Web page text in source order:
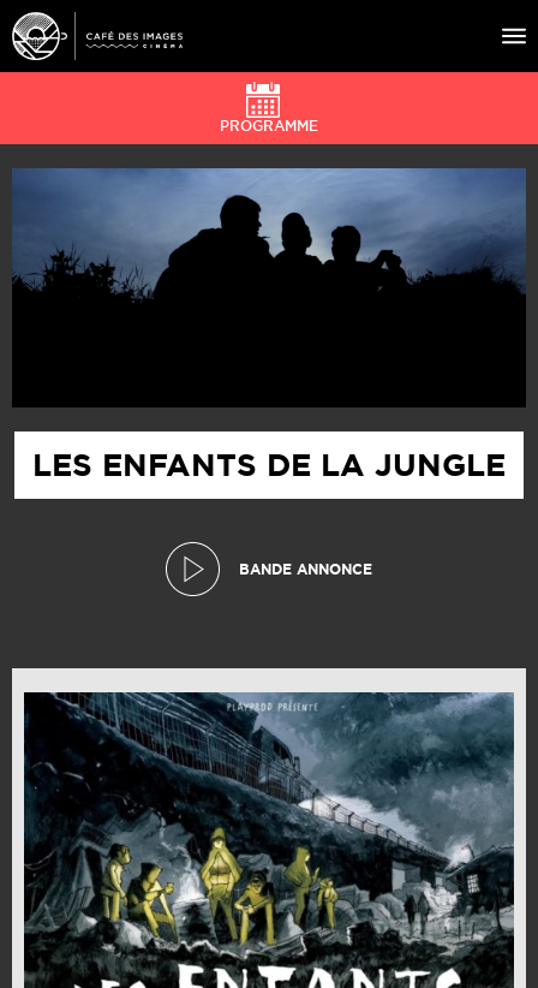
À L’AFFICHE
ÉVÉNEMENTS
CAFÉ DU CINÉ
LES ENFANTS DE LA JUNGLE
BANDE ANNONCE
PROGRAMME